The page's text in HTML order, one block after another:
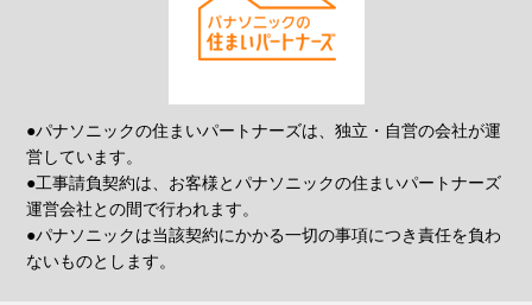
●パナソニックの住まいパートナーズは、独立・自営の会社が運
営しています。
●工事請負契約は、お客様とパナソニックの住まいパートナーズ
運営会社との間で行われます。
●パナソニックは当該契約にかかる一切の事項につき責任を負わ
ないものとします。